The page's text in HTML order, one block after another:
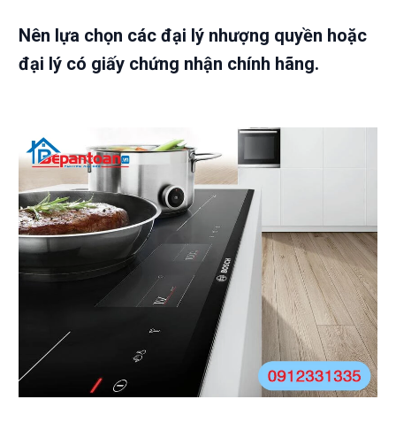
Nên lựa chọn các đại lý nhượng quyền hoặc
đại lý có giấy chứng nhận chính hãng.